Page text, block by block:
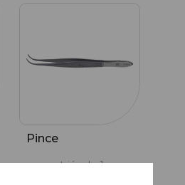
Pince
mors striés de 1 mm